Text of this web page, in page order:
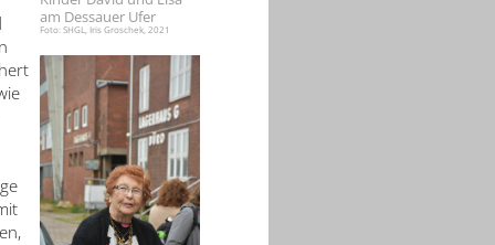
am Dessauer Ufer
Foto: SHGL, Iris Groschek, 2021